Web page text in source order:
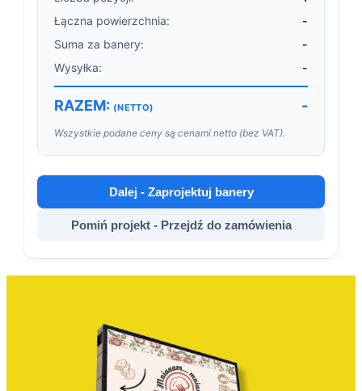
Łączna powierzchnia:
-
Suma za banery:
-
Wysyłka:
-
RAZEM: (NETTO) -
Wszystkie podane ceny są cenami netto (bez VAT).
Dalej - Zaprojektuj banery
Pomiń projekt - Przejdź do zamówienia